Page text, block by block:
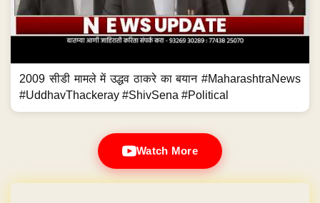
2009 सीडी मामले में उद्धव ठाकरे का बयान #MaharashtraNews
#UddhavThackeray #ShivSena #Political
Watch More